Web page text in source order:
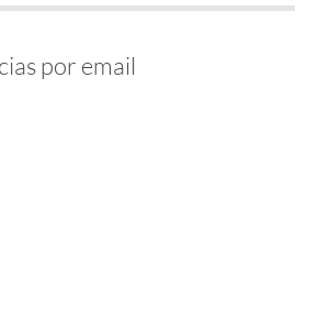
por email